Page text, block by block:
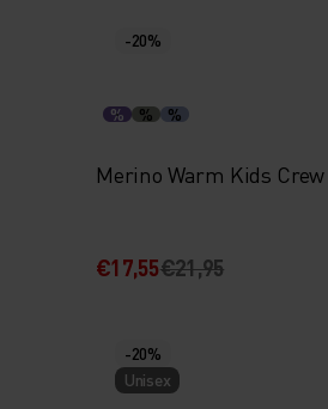
-20%
% % %
Merino Warm Kids Crew
€17,55€21,95
-20%
Unisex